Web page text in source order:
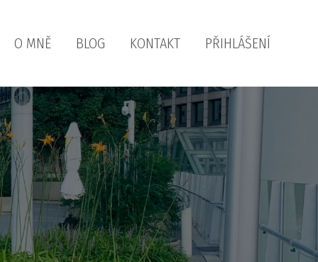
O MNĚ BLOG KONTAKT PŘIHLÁŠENÍ